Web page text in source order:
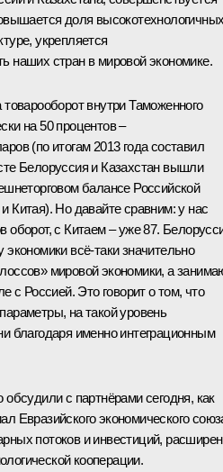
доля
укрепляется
наших стран в мировой экономике.
внутри Таможенного
на 50 процентов –
(по итогам 2013 года составил
Белоруссия и Казахстан вышли
балансе Российской
Китая). Но давайте сравним: у нас
оборот, с Китаем – уже 87.
всё‑таки значительно
мировой экономики, а
с Россией. Это говорит о том, что
на такой уровень
благодаря именно интеграционным
обсудили с партнёрами сегодня, как
Евразийского экономического
потоков и инвестиций,
кооперации.